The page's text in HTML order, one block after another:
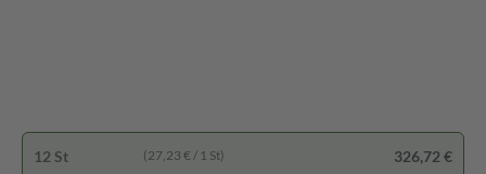
12 St (27,23 € / 1 St) 326,72 €